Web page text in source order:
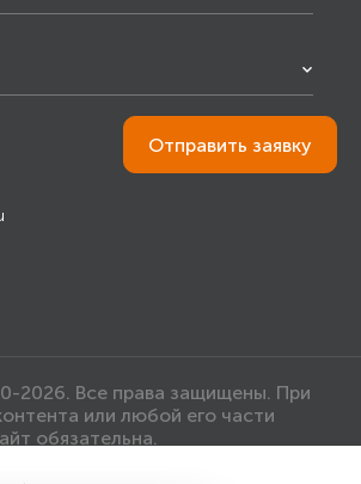
Отправить заявку
2026. Все права защищены. При
или любой его части
обязательна.